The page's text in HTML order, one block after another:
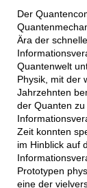
Der
Ära der
Quantenwelt
Physik, mit der
Jahrzehnten
der Quanten
Zeit konnten
im Hinblick auf
Prototypen
eine der